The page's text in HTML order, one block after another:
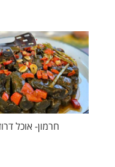
חרמון- אוכל